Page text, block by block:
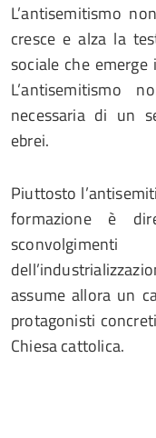
L’antisemitismo
cresce e alza la
sociale che
L’antisemitismo
necessaria di un
ebrei.
Piuttosto
formazione è
assume allora un
protagonisti
Chiesa cattolica.